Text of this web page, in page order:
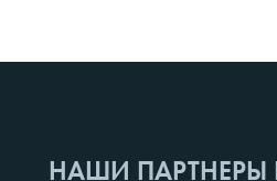
НАШИ